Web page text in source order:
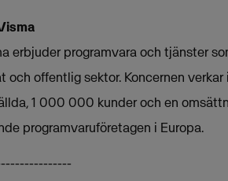
erbjuder programvara och tjänster
och offentlig sektor. Koncernen
1 000 000 kunder och en
programvaruföretagen i Europa.